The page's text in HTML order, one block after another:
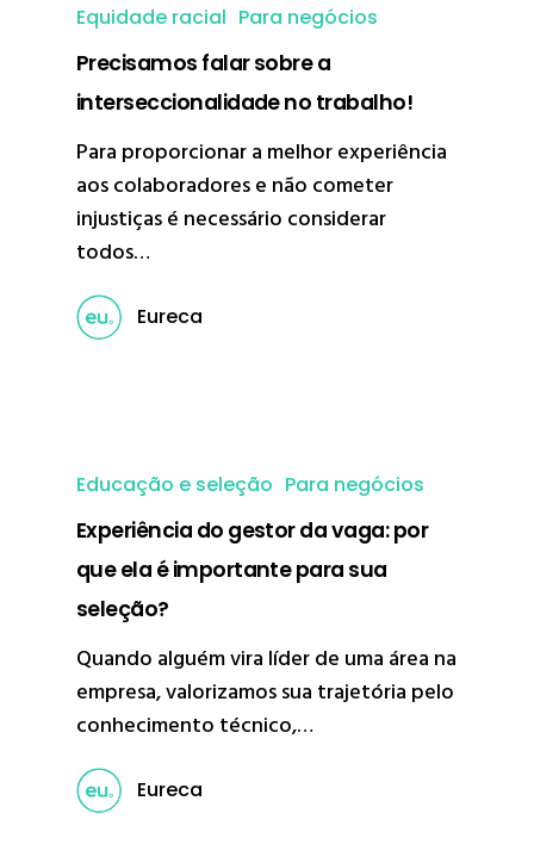
Equidade racial Para negócios
Precisamos falar sobre a
interseccionalidade no trabalho!
Para proporcionar a melhor experiência
aos colaboradores e não cometer
injustiças é necessário considerar
todos…
Eureca
Educação e seleção Para negócios
Experiência do gestor da vaga: por
que ela é importante para sua
seleção?
Quando alguém vira líder de uma área na
empresa, valorizamos sua trajetória pelo
conhecimento técnico,…
Eureca